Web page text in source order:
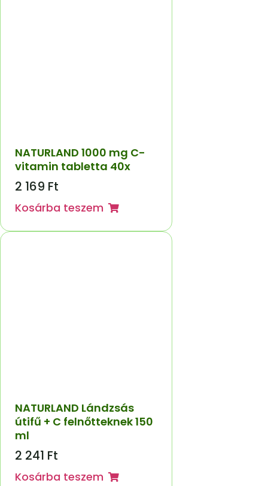
NATURLAND 1000 mg C-
vitamin tabletta 40x
2 169 Ft
Kosárba teszem
NATURLAND Lándzsás
útifű + C felnőtteknek 150
ml
2 241 Ft
Kosárba teszem